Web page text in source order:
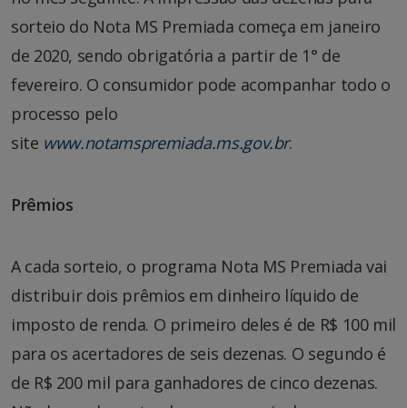
sorteio do Nota MS Premiada começa em janeiro
de 2020, sendo obrigatória a partir de 1° de
fevereiro. O consumidor pode acompanhar todo o
processo pelo
site www.notamspremiada.ms.gov.br.
Prêmios
A cada sorteio, o programa Nota MS Premiada vai
distribuir dois prêmios em dinheiro líquido de
imposto de renda. O primeiro deles é de R$ 100 mil
para os acertadores de seis dezenas. O segundo é
de R$ 200 mil para ganhadores de cinco dezenas.